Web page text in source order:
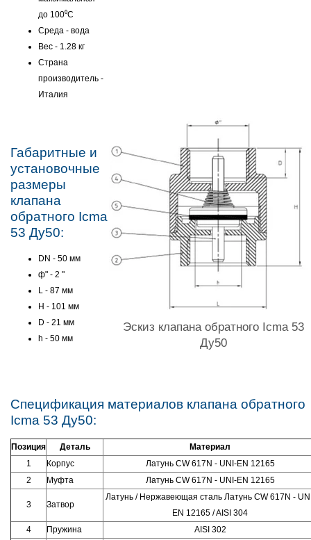
до 100⁰C
Среда - вода
Вес - 1.28 кг
Страна
производитель -
Италия
Габаритные и
установочные
размеры
клапана
обратного Icma
53 Ду50:
DN - 50 мм
ф" - 2 "
L - 87 мм
H - 101 мм
D - 21 мм
h - 50 мм
Эскиз клапана обратного Icma 53
Ду50
Спецификация материалов клапана обратного
Icma 53 Ду50:
Позиция Деталь
Материал
1
Корпус
Латунь CW 617N - UNI-EN 12165
2
Муфта Латунь CW 617N - UNI-EN 12165
3 Затвор
Латунь / Нержавеющая сталь Латунь CW 617N -
EN 12165 / AISI 304
4
Пружина AISI 302